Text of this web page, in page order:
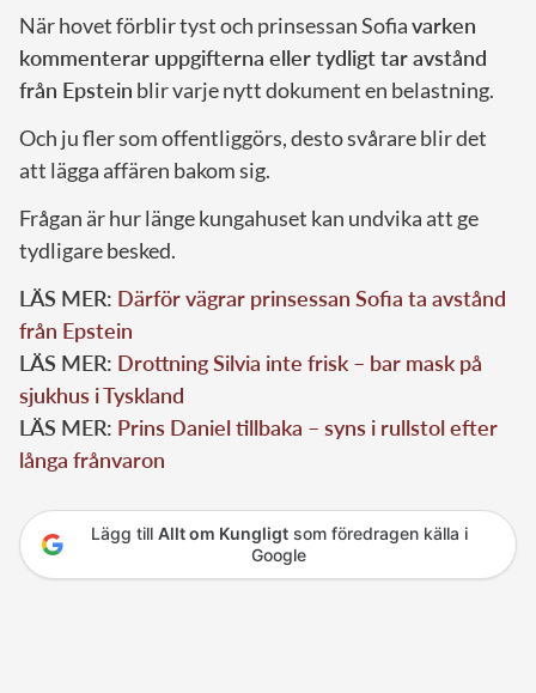
När hovet förblir tyst och prinsessan Sofiavarken
kommenterar uppgifterna eller tydligt tar avstånd
från Epstein blir varje nytt dokument en belastning.
Och ju fler som offentliggörs, desto svårare blir det
att lägga affären bakom sig.
Frågan är hur länge kungahuset kan undvika att ge
tydligare besked.
LÄS MER: Därför vägrar prinsessan Sofia ta avstånd
från Epstein
LÄS MER: Drottning Silvia inte frisk – bar mask på
sjukhus i Tyskland
LÄS MER: Prins Daniel tillbaka – syns i rullstol efter
långa frånvaron
Lägg till Allt om Kungligtsom föredragen källa i
Google